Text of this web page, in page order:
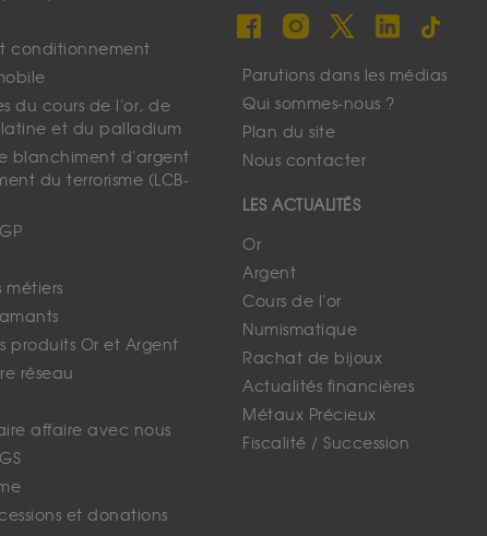
conditionnement
du cours de l'or, de
et du palladium
blanchiment d'argent
du terrorisme (LCB-
métiers
produits Or et Argent
réseau
affaire avec nous
et donations
Parutions dans les médias
Qui sommes-nous ?
Plan du site
Nous contacter
LES ACTUALITÉS
Or
Argent
Cours de l'or
Numismatique
Rachat de bijoux
Actualités financières
Métaux Précieux
Fiscalité / Succession